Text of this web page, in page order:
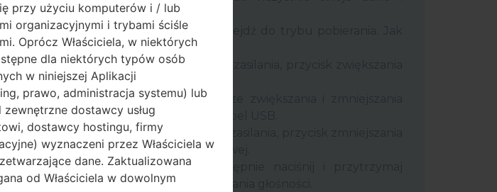
aplikacje.
Teraz wyłącz swój telefon i przejdź do trybu pobierania. Jak
wykonać wszystkie metody:
Naciśnij i przytrzymaj klawisz zasilania, przycisk zwiększania
głośności i klawisz Bixby.
Naciśnij i przytrzymaj klawisze zwiększania i zmniejszania
głośności, następnie podłącz kabel USB.
Naciśnij i przytrzymaj klawisz zasilania, przycisk zmniejszania
głośności i klawisz strony domowej.
Podłącz kabel USB, a następnie naciśnij i przytrzymaj
przycisk Bixby i klawisz zmniejszania głośności.
przy użyciu komputerów i / lub
organizacyjnymi i trybami ściśle
Oprócz Właściciela, w niektórych
dla niektórych typów osób
w niniejszej Aplikacji
prawo, administracja systemu) lub
dostawcy usług
dostawcy hostingu, firmy
wyznaczeni przez Właściciela w
dane. Zaktualizowana
od Właściciela w dowolnym